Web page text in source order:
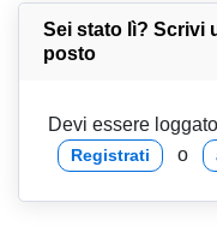
Sei stato lì? Scrivi
posto
Devi essere
Registrati o